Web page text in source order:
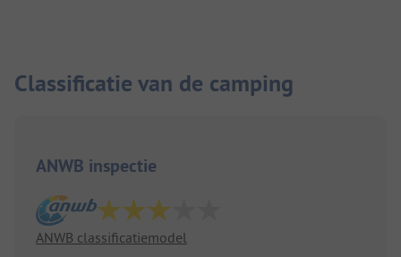
Classificatie van de camping
ANWB inspectie
ANWB classificatiemodel